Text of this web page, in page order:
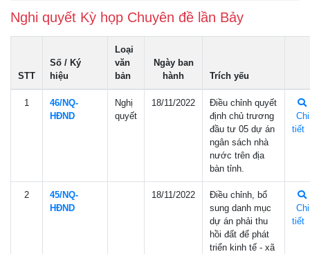
Nghi quyết Kỳ họp Chuyên đề lần Bảy
STT
Số / Ký
hiệu
Loại
văn
bản
Ngày ban
hành
Trích yếu
1
46/NQ-
HÐND
Nghị
quyết
18/11/2022
Điều chỉnh quyết
định chủ trương
đầu tư 05 dự án
ngân sách nhà
nước trên địa
bàn tỉnh.
Chi
tiết
2
45/NQ-
HÐND
18/11/2022
Điều chỉnh, bổ
sung danh mục
dự án phải thu
hồi đất để phát
triển kinh tế - xã
Chi
tiết